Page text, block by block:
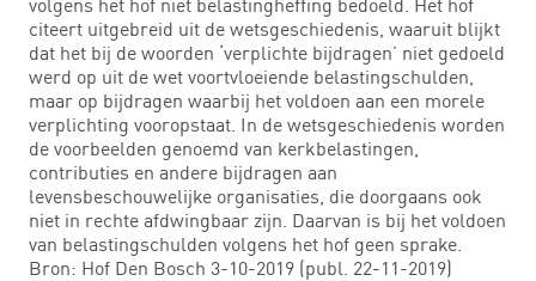
citeert uitgebreid uit de wetsgeschiedenis, waaruit blijkt
dat het bij de woorden ‘verplichte bijdragen’ niet gedoeld
werd op uit de wet voortvloeiende belastingschulden,
maar op bijdragen waarbij het voldoen aan een morele
verplichting vooropstaat. In de wetsgeschiedenis worden
de voorbeelden genoemd van kerkbelastingen,
contributies en andere bijdragen aan
levensbeschouwelijke organisaties, die doorgaans ook
niet in rechte afdwingbaar zijn. Daarvan is bij het voldoen
van belastingschulden volgens het hof geen sprake.
Bron: Hof Den Bosch 3-10-2019 (publ. 22-11-2019)